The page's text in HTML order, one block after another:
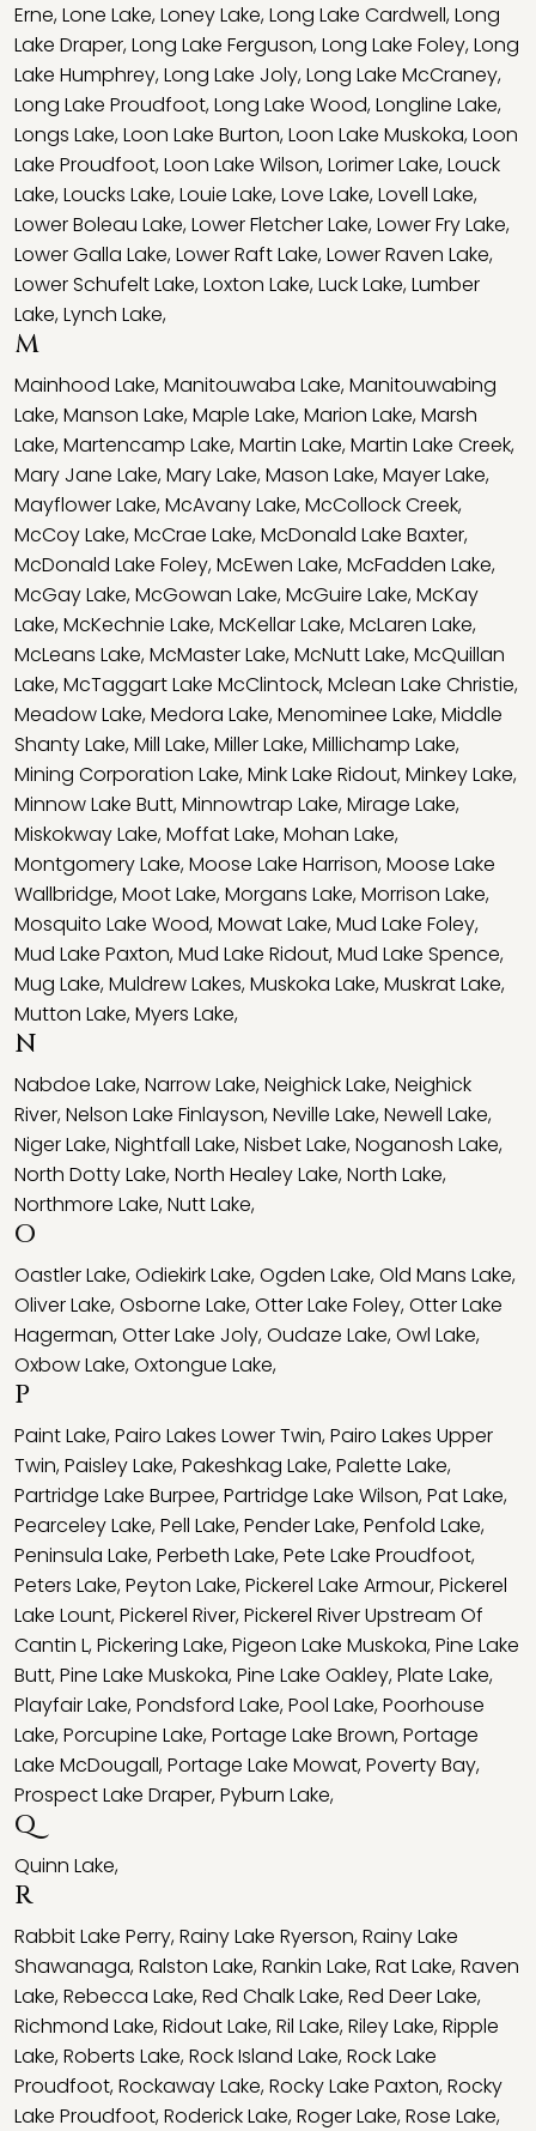
Erne,Lone Lake,Loney Lake,Long Lake Cardwell,Long
Lake Draper,Long Lake Ferguson,Long Lake Foley,Long
Lake Humphrey,Long Lake Joly,Long Lake McCraney,
Long Lake Proudfoot,Long Lake Wood,Longline Lake,
Longs Lake,Loon Lake Burton,Loon Lake Muskoka,Loon
Lake Proudfoot,Loon Lake Wilson,Lorimer Lake,Louck
Lake,Loucks Lake,Louie Lake,Love Lake,Lovell Lake,
Lower Boleau Lake,Lower Fletcher Lake,Lower Fry Lake,
Lower Galla Lake,Lower Raft Lake,Lower Raven Lake,
Lower Schufelt Lake,Loxton Lake,Luck Lake,Lumber
Lake,Lynch Lake,
M
Mainhood Lake,Manitouwaba Lake,Manitouwabing
Lake,Manson Lake,Maple Lake,Marion Lake,Marsh
Lake,Martencamp Lake,Martin Lake,Martin Lake Creek,
Mary Jane Lake,Mary Lake,Mason Lake,Mayer Lake,
Mayflower Lake,McAvany Lake,McCollock Creek,
McCoy Lake,McCrae Lake,McDonald Lake Baxter,
McDonald Lake Foley,McEwen Lake,McFadden Lake,
McGay Lake,McGowan Lake,McGuire Lake,McKay
Lake,McKechnie Lake,McKellar Lake,McLaren Lake,
McLeans Lake,McMaster Lake,McNutt Lake,McQuillan
Lake,McTaggart Lake McClintock,Mclean Lake Christie,
Meadow Lake,Medora Lake,Menominee Lake,Middle
Shanty Lake,Mill Lake,Miller Lake,Millichamp Lake,
Mining Corporation Lake,Mink Lake Ridout,Minkey Lake,
Minnow Lake Butt,Minnowtrap Lake,Mirage Lake,
Miskokway Lake,Moffat Lake,Mohan Lake,
Montgomery Lake,Moose Lake Harrison,Moose Lake
Wallbridge,Moot Lake,Morgans Lake,Morrison Lake,
Mosquito Lake Wood,Mowat Lake,Mud Lake Foley,
Mud Lake Paxton,Mud Lake Ridout,Mud Lake Spence,
Mug Lake,Muldrew Lakes,Muskoka Lake,Muskrat Lake,
Mutton Lake,Myers Lake,
N
Nabdoe Lake,Narrow Lake,Neighick Lake,Neighick
River,Nelson Lake Finlayson,Neville Lake,Newell Lake,
Niger Lake,Nightfall Lake,Nisbet Lake,Noganosh Lake,
North Dotty Lake,North Healey Lake,North Lake,
Northmore Lake,Nutt Lake,
O
Oastler Lake,Odiekirk Lake,Ogden Lake,Old Mans Lake,
Oliver Lake,Osborne Lake,Otter Lake Foley,Otter Lake
Hagerman,Otter Lake Joly,Oudaze Lake,Owl Lake,
Oxbow Lake,Oxtongue Lake,
P
Paint Lake,Pairo Lakes Lower Twin,Pairo Lakes Upper
Twin,Paisley Lake,Pakeshkag Lake,Palette Lake,
Partridge Lake Burpee,Partridge Lake Wilson,Pat Lake,
Pearceley Lake,Pell Lake,Pender Lake,Penfold Lake,
Peninsula Lake,Perbeth Lake,Pete Lake Proudfoot,
Peters Lake,Peyton Lake,Pickerel Lake Armour,Pickerel
Lake Lount,Pickerel River,Pickerel River Upstream Of
Cantin L,Pickering Lake,Pigeon Lake Muskoka,Pine Lake
Butt,Pine Lake Muskoka,Pine Lake Oakley,Plate Lake,
Playfair Lake,Pondsford Lake,Pool Lake,Poorhouse
Lake,Porcupine Lake,Portage Lake Brown,Portage
Lake McDougall,Portage Lake Mowat,Poverty Bay,
Prospect Lake Draper,Pyburn Lake,
Q
Quinn Lake,
R
Rabbit Lake Perry,Rainy Lake Ryerson,Rainy Lake
Shawanaga,Ralston Lake,Rankin Lake,Rat Lake,Raven
Lake,Rebecca Lake,Red Chalk Lake,Red Deer Lake,
Richmond Lake,Ridout Lake,Ril Lake,Riley Lake,Ripple
Lake,Roberts Lake,Rock Island Lake,Rock Lake
Proudfoot,Rockaway Lake,Rocky Lake Paxton,Rocky
Lake Proudfoot,Roderick Lake,Roger Lake,Rose Lake,